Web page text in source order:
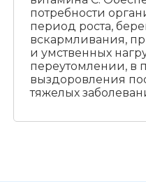
потребности
период роста,
вскармливания,
и умственных
переутомлении, в
выздоровления
тяжелых